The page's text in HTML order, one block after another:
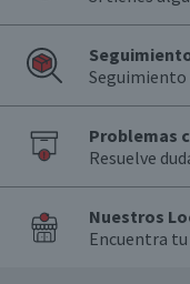
Seguimiento
Problemas
Resuelve
Nuestros
Encuentra